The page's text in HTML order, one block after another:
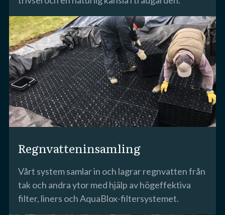
Regnvatteninsamling
Vårt system samlar in och lagrar regnvatten från
tak och andra ytor med hjälp av högeffektiva
filter, liners och AquaBlox-filtersystemet.